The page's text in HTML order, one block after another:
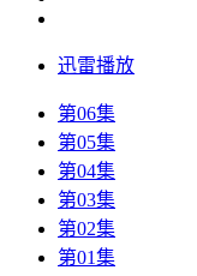
迅雷播放
第06集
第05集
第04集
第03集
第02集
第01集